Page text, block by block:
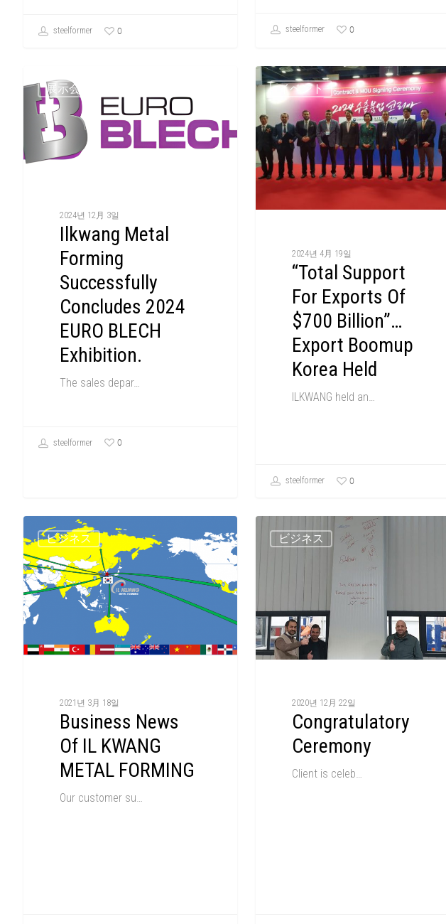
steelformer 0 steelformer 0
展示会
2024년 12月 3일
Ilkwang Metal
Forming
Successfully
Concludes 2024
EURO BLECH
Exhibition.
The sales depar…
steelformer 0
イベント
2024년 4月 19일
“Total Support
For Exports Of
$700 Billion”…
Export Boomup
Korea Held
ILKWANG held an…
steelformer 0
ビジネス
2021년 3月 18일
Business News
Of IL KWANG
METAL FORMING
Our customer su…
ビジネス
2020년 12月 22일
Congratulatory
Ceremony
Client is celeb…